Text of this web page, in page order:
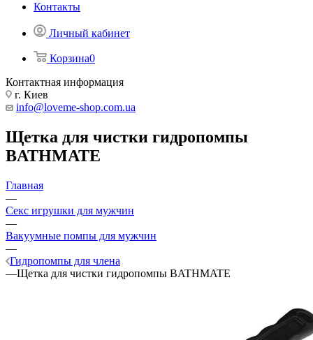
Контакты
Личный кабинет
Корзина0
Контактная информация
г. Киев
info@loveme-shop.com.ua
Щетка для чистки гидропомпы
BATHMATE
Главная
—
Секс игрушки для мужчин
—
Вакуумные помпы для мужчин
—
Гидропомпы для члена
—Щетка для чистки гидропомпы BATHMATE